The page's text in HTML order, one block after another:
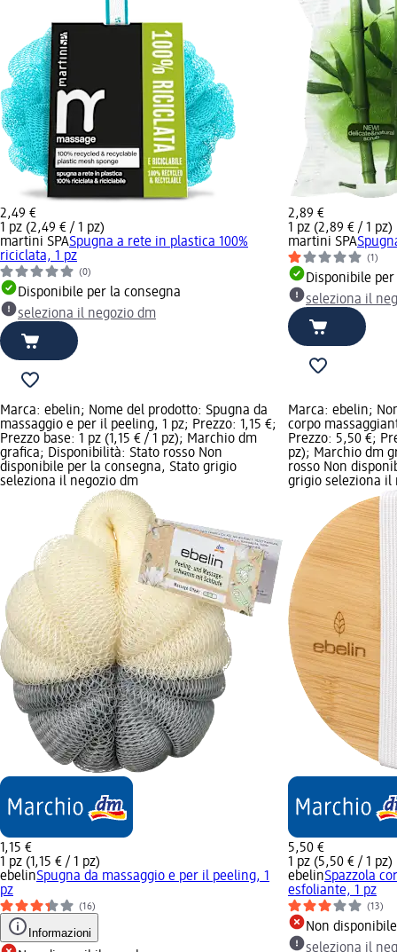
2,49 €
1 pz (2,49 € / 1 pz)
martini SPASpugna a rete in plastica 100%
riciclata, 1 pz
(0)
Disponibile per la consegna
seleziona il negozio dm
2,89 €
1 pz (2,89 € / 1 pz)
martini SPA
(1)
Disponibile
seleziona il
Marca: ebelin; Nome del prodotto: Spugna da
massaggio e per il peeling, 1 pz; Prezzo: 1,15 €;
Prezzo base: 1 pz (1,15 € / 1 pz); Marchio dm
grafica; Disponibilità: Stato rosso Non
disponibile per la consegna, Stato grigio
seleziona il negozio dm
1,15 €
1 pz (1,15 € / 1 pz)
ebelinSpugna da massaggio e per il peeling, 1
pz
(16)
Informazioni
Marca: ebelin;
corpo
Prezzo: 5,50 €;
pz); Marchio dm
rosso Non
grigio seleziona il
5,50 €
1 pz (5,50 € / 1 pz)
ebelinSpazzola
esfoliante, 1 pz
(13)
Non
seleziona il